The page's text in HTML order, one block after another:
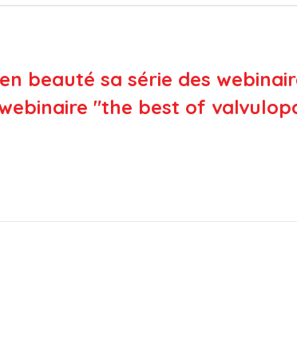
beauté sa série des
"the best of